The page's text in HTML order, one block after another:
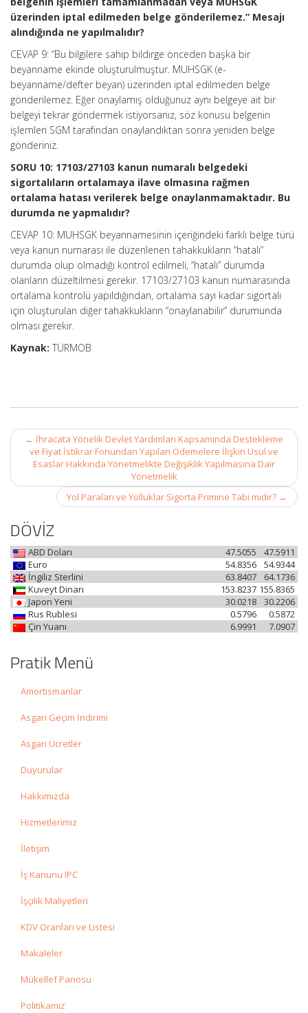
üzerinden iptal edilmeden belge gönderilemez.” Mesajı
alındığında ne yapılmalıdır?
CEVAP 9: “Bu bilgilere sahip bildirge önceden başka bir
beyanname ekinde oluşturulmuştur. MUHSGK (e-
beyanname/defter beyan) üzerinden iptal edilmeden belge
gönderilemez. Eğer onaylamış olduğunuz aynı belgeye ait bir
belgeyi tekrar göndermek istiyorsanız, söz konusu belgenin
işlemleri SGM tarafından onaylandıktan sonra yeniden belge
gönderiniz.
SORU 10: 17103/27103 kanun numaralı belgedeki
sigortalıların ortalamaya ilave olmasına rağmen
ortalama hatası verilerek belge onaylanmamaktadır. Bu
durumda ne yapmalıdır?
CEVAP 10: MUHSGK beyannamesinin içeriğindeki farklı belge türü
veya kanun numarası ile düzenlenen tahakkukların “hatalı”
durumda olup olmadığı kontrol edilmeli, “hatalı” durumda
olanların düzeltilmesi gerekir. 17103/27103 kanun numarasında
ortalama kontrolü yapıldığından, ortalama sayı kadar sigortalı
için oluşturulan diğer tahakkukların “onaylanabilir” durumunda
olması gerekir.
Kaynak: TÜRMOB
Post
navigation
← İhracata Yönelik Devlet Yardımları Kapsamında Destekleme
ve Fiyat İstikrar Fonundan Yapılan Ödemelere İlişkin Usul ve
Esaslar Hakkında Yönetmelikte Değişiklik Yapılmasına Dair
Yönetmelik
Yol Paraları ve Yolluklar Sigorta Primine Tabi midir? →
DÖVİZ
ABD Doları 47.5911
47.5055
Euro
54.9344
54.8356
İngiliz Sterlini
64.1736
63.8407
Kuveyt Dinarı
155.8365
153.8237
Japon Yeni
30.2206
30.0218
Rus Rublesi
0.5872
0.5796
Çin Yuanı
7.0907
6.9991
Pratik Menü
Amortismanlar
Asgari Geçim İndirimi
Asgari Ücretler
Duyurular
Hakkımızda
Hizmetlerimiz
İletişim
İş Kanunu IPC
İşçilik Maliyetleri
KDV Oranları ve Listesi
Makaleler
Mükellef Panosu
Politikamız